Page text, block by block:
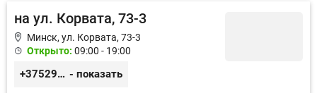
на ул. Корвата, 73-3
Минск, ул. Корвата, 73-3
Открыто: 09:00 - 19:00
+375296285139 - показать